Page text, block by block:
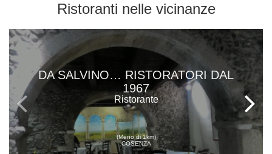
Ristoranti nelle vicinanze
DA SALVINO… RISTORATORI DAL
1967
Ristorante
(Meno di 1km)
COSENZA